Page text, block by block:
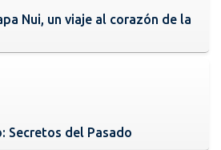
Nui, un viaje al corazón de la
Secretos del Pasado